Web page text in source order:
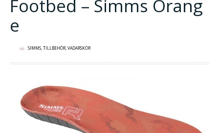
Footbed – Simms Orang
e
SIMMS,TILLBEHÖR,VADARSKOR